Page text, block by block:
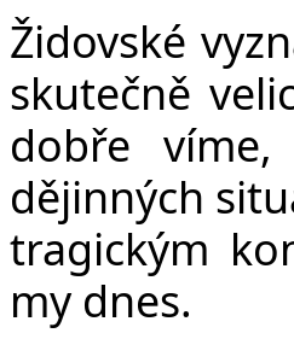
Židovské
skutečně
dobře
dějinných
tragickým
my dnes.